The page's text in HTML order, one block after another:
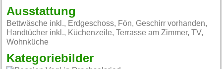
Ausstattung
Bettwäsche inkl., Erdgeschoss, Fön, Geschirr vorhanden,
Handtücher inkl., Küchenzeile, Terrasse am Zimmer, TV,
Wohnküche
Kategoriebilder